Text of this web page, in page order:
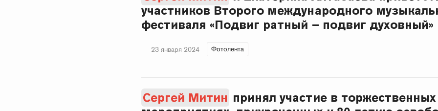
участников Второго международного
фестиваля «Подвиг ратный – подвиг духовный»
23 января 2024 Фотолента
Сергей Митин принял участие в торжественных